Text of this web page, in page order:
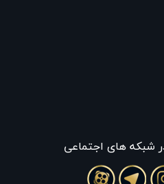
شبکه های اجتماعی